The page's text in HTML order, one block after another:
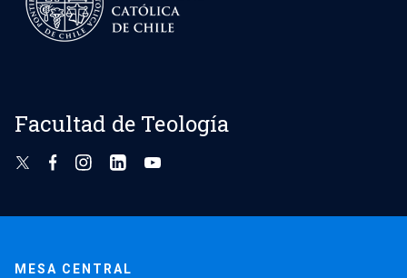
Facultad de Teología
MESA CENTRAL